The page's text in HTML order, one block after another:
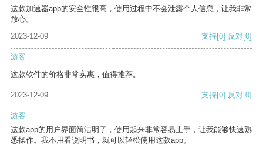
这款加速器app的安全性很高，使用过程中不会泄露个人信息，让我非常
放心。
2023-12-09
支持[0] 反对[0]
游客
这款软件的价格非常实惠，值得推荐。
2023-12-09 支持[0] 反对[0]
游客
这款app的用户界面简洁明了，使用起来非常容易上手，让我能够快速熟
悉操作。我不用看说明书，就可以轻松使用这款app。